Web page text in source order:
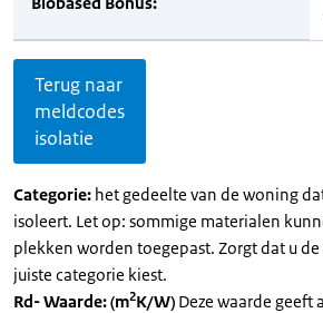
Terug naar
meldcodes
isolatie
Categorie: het gedeelte van de woning
isoleert. Let op: sommige materialen
plekken worden toegepast. Zorgt dat u
juiste categorie kiest.
Rd- Waarde: (m2K/W) Deze waarde geeft